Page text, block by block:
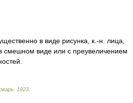
в виде рисунка, к.-н. лица,
смешном виде или с преувеличением
1923